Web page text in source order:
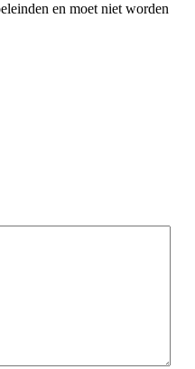
en moet niet worden